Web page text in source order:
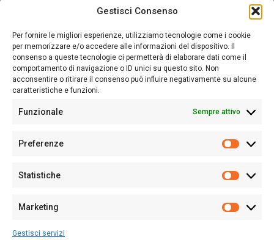
Gestisci Consenso
Per fornire le migliori esperienze, utilizziamo tecnologie come i cookie
per memorizzare e/o accedere alle informazioni del dispositivo. Il
consenso a queste tecnologie ci permetterà di elaborare dati come il
comportamento di navigazione o ID unici su questo sito. Non
acconsentire o ritirare il consenso può influire negativamente su alcune
caratteristiche e funzioni.
Funzionale Sempre attivo
Preferenze
Statistiche
Marketing
Gestisci servizi
Sardegna Ieri-Oggi-Domani nasce per informare “liberamente” i
lettori su quanto accade in Sardegna, con un occhio rivolto al
nostro passato e, soprattutto, al nostro futuro
Follow Us
Sede:Via Cristoforo Colombo 09013 Carbonia
Partita IVA02270380922
128/2020 del 10/02/2020